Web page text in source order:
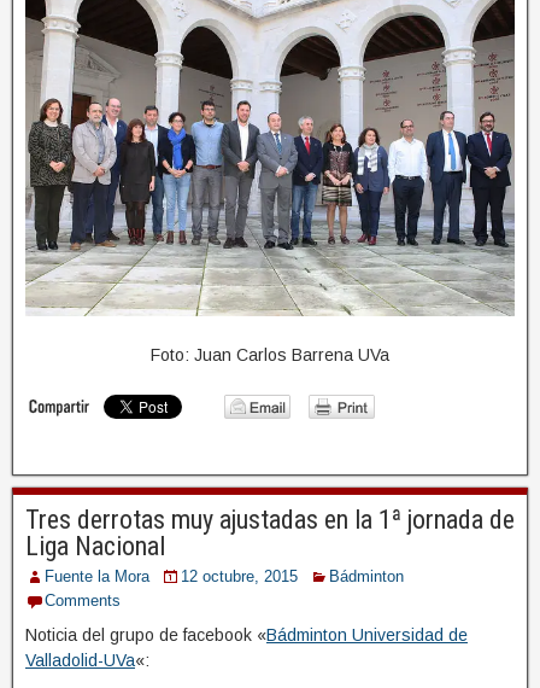
Foto: Juan Carlos Barrena UVa
Tres derrotas muy ajustadas en la 1ª jornada de
Liga Nacional
Fuente la Mora 12 octubre, 2015
Bádminton
Comments
Noticia del grupo de facebook «Bádminton Universidad de
Valladolid-UVa«: